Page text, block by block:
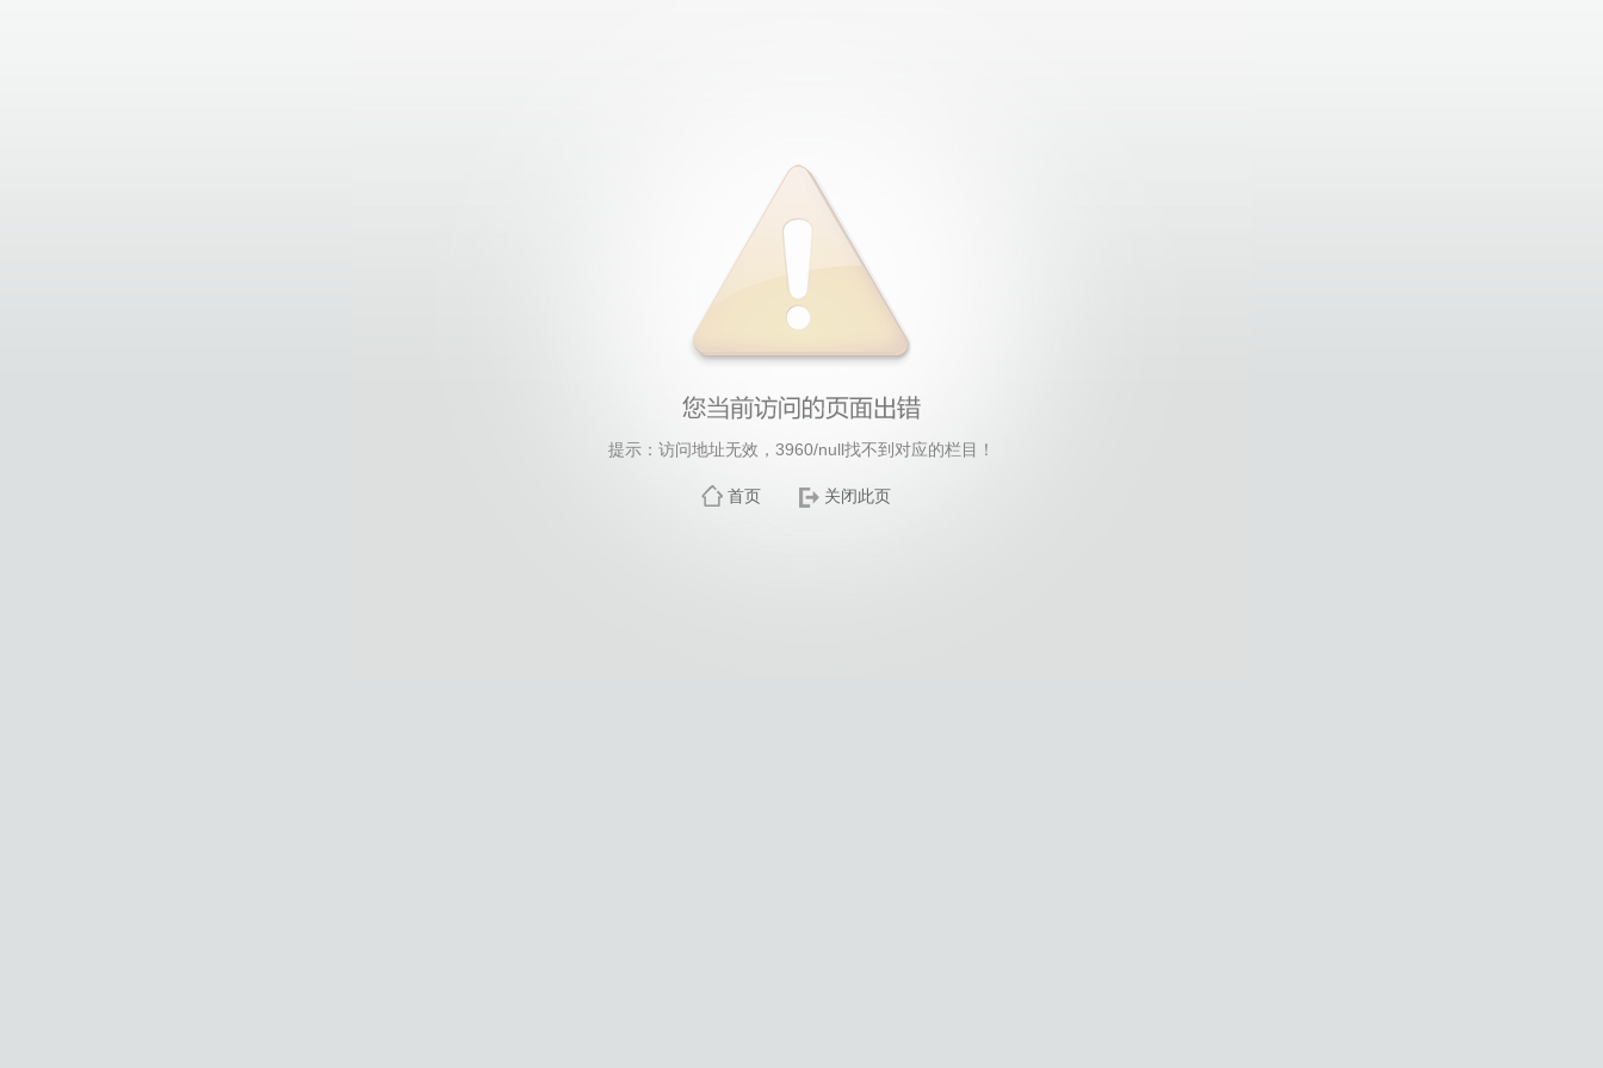
提示：访问地址无效，3960/null找不到对应的栏目！
首页 关闭此页